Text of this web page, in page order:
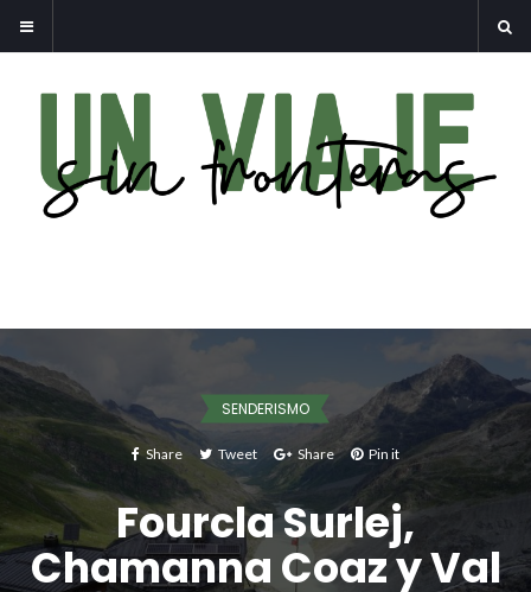
SENDERISMO
Share Tweet Share Pin it
Fourcla Surlej,
Chamanna Coaz y Val